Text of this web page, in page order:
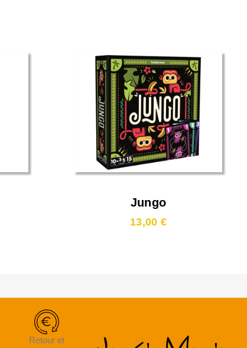
Jungo
13,00 €
Retour et